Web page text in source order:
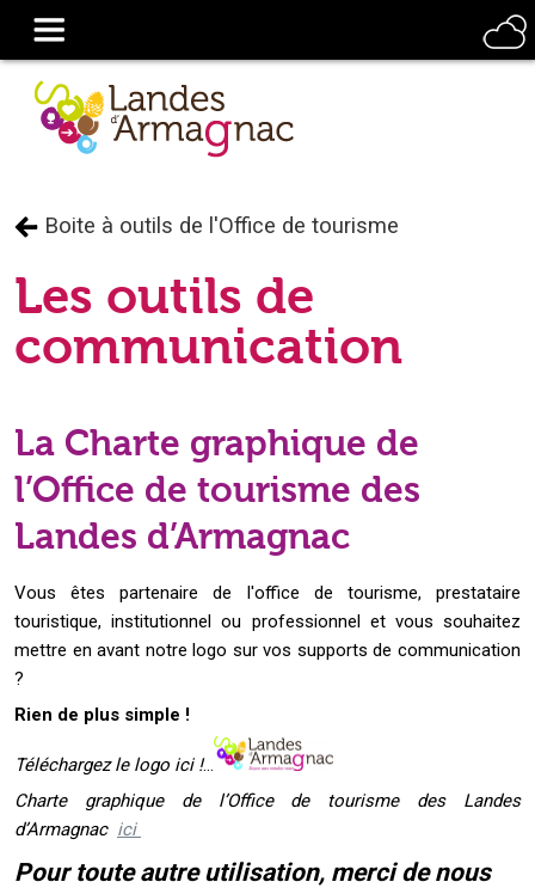
Boite à outils de l'Office de tourisme
Les outils de
communication
La Charte graphique de
l’Office de tourisme des
Landes d’Armagnac
Vous êtes partenaire de l'office de tourisme, prestataire
touristique, institutionnel ou professionnel et vous souhaitez
mettre en avant notre logo sur vos supports de communication
?
Rien de plus simple !
Téléchargez le logo ici !...
Charte graphique de l’Office de tourisme des Landes
d’Armagnac ici
Pour toute autre utilisation, merci de nous